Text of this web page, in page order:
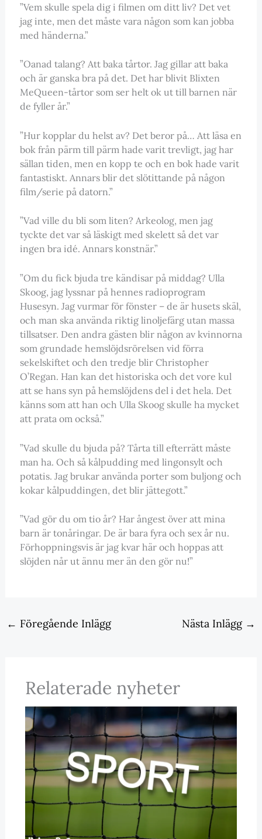
”Vem skulle spela dig i filmen om ditt liv? Det vet
jag inte, men det måste vara någon som kan jobba
med händerna.”
”Oanad talang? Att baka tårtor. Jag gillar att baka
och är ganska bra på det. Det har blivit Blixten
MeQueen-tårtor som ser helt ok ut till barnen när
de fyller år.”
”Hur kopplar du helst av? Det beror på… Att läsa en
bok från pärm till pärm hade varit trevligt, jag har
sällan tiden, men en kopp te och en bok hade varit
fantastiskt. Annars blir det slötittande på någon
film/serie på datorn.”
”Vad ville du bli som liten? Arkeolog, men jag
tyckte det var så läskigt med skelett så det var
ingen bra idé. Annars konstnär.”
”Om du fick bjuda tre kändisar på middag? Ulla
Skoog, jag lyssnar på hennes radioprogram
Husesyn. Jag vurmar för fönster – de är husets skäl,
och man ska använda riktig linoljefärg utan massa
tillsatser. Den andra gästen blir någon av kvinnorna
som grundade hemslöjdsrörelsen vid förra
sekelskiftet och den tredje blir Christopher
O’Regan. Han kan det historiska och det vore kul
att se hans syn på hemslöjdens del i det hela. Det
känns som att han och Ulla Skoog skulle ha mycket
att prata om också.”
”Vad skulle du bjuda på? Tårta till efterrätt måste
man ha. Och så kålpudding med lingonsylt och
potatis. Jag brukar använda porter som buljong och
kokar kålpuddingen, det blir jättegott.”
”Vad gör du om tio år? Har ångest över att mina
barn är tonåringar. De är bara fyra och sex år nu.
Förhoppningsvis är jag kvar här och hoppas att
slöjden når ut ännu mer än den gör nu!”
← Föregående Inlägg Nästa Inlägg →
Relaterade nyheter